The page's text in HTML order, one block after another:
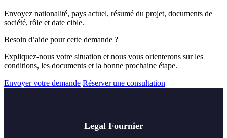
Envoyez nationalité, pays actuel, résumé du projet, documents de
société, rôle et date cible.
Besoin d’aide pour cette demande ?
Expliquez-nous votre situation et nous vous orienterons sur les
conditions, les documents et la bonne prochaine étape.
Envoyer votre demande Réserver une consultation
Legal Fournier